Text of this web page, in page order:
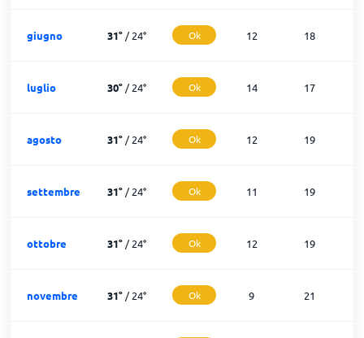
giugno 31°/24° Ok 12 18
luglio 30°/24° Ok 14 17
agosto 31°/24° Ok 12 19
settembre 31°/24° Ok 11 19
ottobre 31°/24° Ok 12 19
novembre 31°/24° Ok 9 21